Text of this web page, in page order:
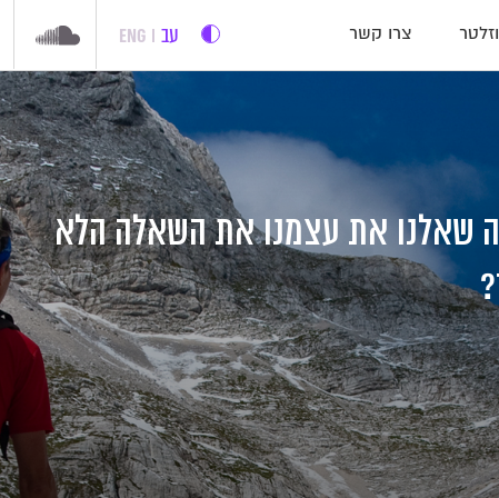
צרו קשר עב ENG
שאלנו את עצמנו את השאלה הלא